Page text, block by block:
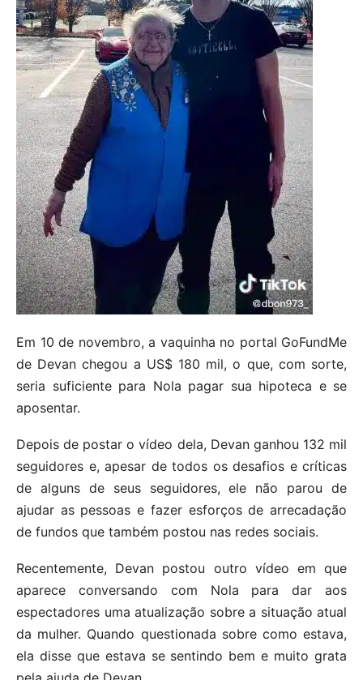
Em 10 de novembro, a vaquinha no portal GoFundMe
de Devan chegou a US$ 180 mil, o que, com sorte,
seria suficiente para Nola pagar sua hipoteca e se
aposentar.
Depois de postar o vídeo dela, Devan ganhou 132 mil
seguidores e, apesar de todos os desafios e críticas
de alguns de seus seguidores, ele não parou de
ajudar as pessoas e fazer esforços de arrecadação
de fundos que também postou nas redes sociais.
Recentemente, Devan postou outro vídeo em que
aparece conversando com Nola para dar aos
espectadores uma atualização sobre a situação atual
da mulher. Quando questionada sobre como estava,
ela disse que estava se sentindo bem e muito grata